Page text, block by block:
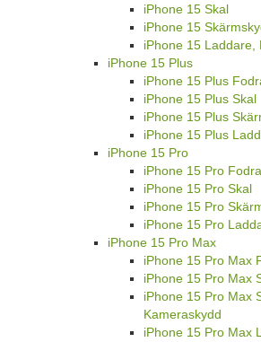
iPhone 15 Skal
iPhone 15
iPhone 15 Laddare,
iPhone 15 Plus
iPhone 15 Plus
iPhone 15 Plus Skal
iPhone 15 Plus
iPhone 15 Plus
iPhone 15 Pro
iPhone 15 Pro
iPhone 15 Pro Skal
iPhone 15 Pro
iPhone 15 Pro
iPhone 15 Pro Max
iPhone 15 Pro Max
iPhone 15 Pro Max
iPhone 15 Pro Max
Kameraskydd
iPhone 15 Pro Max